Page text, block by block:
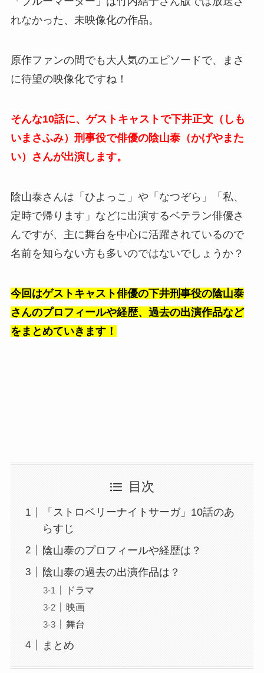
れなかった、未映像化の作品。
原作ファンの間でも大人気のエピソードで、まさ
に待望の映像化ですね！
そんな10話に、ゲストキャストで下井正文（しも
いまさふみ）刑事役で俳優の陰山泰（かげやまた
い）さんが出演します。
陰山泰さんは「ひよっこ」や「なつぞら」「私、
定時で帰ります」などに出演するベテラン俳優さ
んですが、主に舞台を中心に活躍されているので
名前を知らない方も多いのではないでしょうか？
今回はゲストキャスト俳優の下井刑事役の陰山泰
さんのプロフィールや経歴、過去の出演作品など
をまとめていきます！
目次
「ストロベリーナイトサーガ」10話のあ
らすじ
陰山泰のプロフィールや経歴は？
陰山泰の過去の出演作品は？
ドラマ
映画
舞台
まとめ